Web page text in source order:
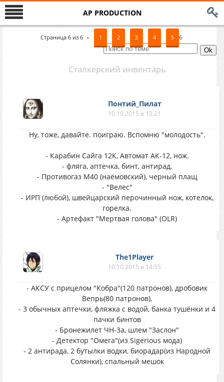
AP PRODUCTION
Страница 6 из 6 « 1 2 3 4 5 6
Сталкерский инвентарь
Понтий_Пилат
10.10.2015 в 13:21
Ну, тоже, давайте. поиграю. Вспомню "молодость".
- Карабин Сайга 12К, Автомат АК-12, нож.
- фляга, аптечка, бинт, антирад.
- Противогаз М40 (наёмовский), черный плащ
- "Велес"
- ИРП (любой), швейцарский перочинный нож, котелок,
горелка.
- Артефакт "Мертвая голова" (OLR)
The1Player
10.10.2015 в 14:55
- АКСУ с прицелом "Кобра"(120 патронов), дробовик
Вепрь(80 патронов),
- 3 обычных аптечки, фляжка с водой, банка тушёнки и 4
пачки бинтов
- Бронежилет ЧН-3а, шлем "Заслон"
- Детектор "Омега"(из Sigerious мода)
- 2 антирада, 2 бутылки водки, биорадар(из Народной
Солянки), спальный мешок